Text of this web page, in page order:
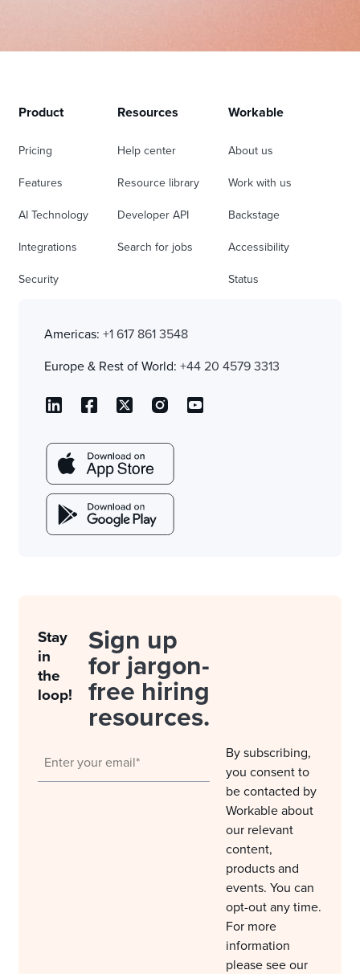
Product
Pricing
Features
AI Technology
Integrations
Security
Resources
Help center
Resource library
Developer API
Search for jobs
Workable
About us
Work with us
Backstage
Accessibility
Status
Americas: +1 617 861 3548
Europe & Rest of World: +44 20 4579 3313
Stay
in
the
loop!
Sign up
for jargon-
free hiring
resources.
By subscribing,
you consent to
be contacted by
Workable about
our relevant
content,
products and
events. You can
opt-out any time.
For more
information
please see our